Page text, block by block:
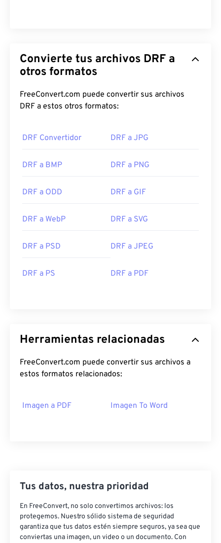
Convierte tus archivos DRF a
otros formatos
FreeConvert.com puede convertir sus archivos
DRF a estos otros formatos:
DRF Convertidor DRF a JPG
DRF a BMP DRF a PNG
DRF a ODD DRF a GIF
DRF a WebP DRF a SVG
DRF a PSD DRF a JPEG
DRF a PS DRF a PDF
Herramientas relacionadas
FreeConvert.com puede convertir sus archivos a
estos formatos relacionados:
Imagen a PDF Imagen To Word
Tus datos, nuestra prioridad
En FreeConvert, no solo convertimos archivos: los
protegemos. Nuestro sólido sistema de seguridad
garantiza que tus datos estén siempre seguros, ya sea que
conviertas una imagen, un video o un documento. Con